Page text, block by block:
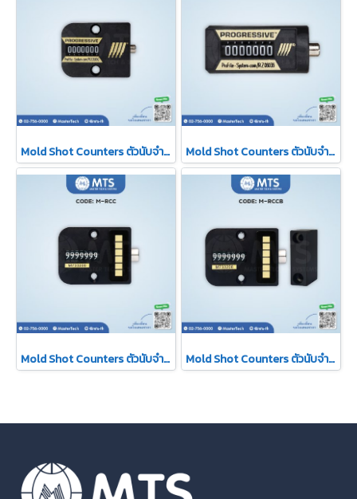
Mold Shot Counters ตัวนับจำนวนแม่พิมพ์ Mold Shot Counters ตัวนับจำนวนแม่พิมพ์
Mold Shot Counters ตัวนับจำนวนแม่พิมพ์ Mold Shot Counters ตัวนับจำนวนแม่พิมพ์